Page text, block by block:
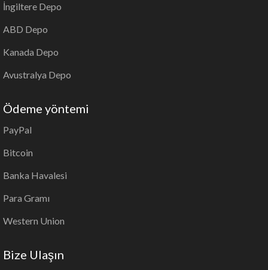
İngiltere Depo
ABD Depo
Kanada Depo
Avustralya Depo
Ödeme yöntemi
PayPal
Bitcoin
Banka Havalesi
Para Gramı
Western Union
Bize Ulaşın